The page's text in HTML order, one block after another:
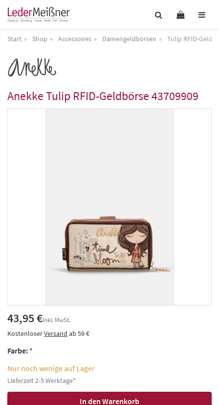
Start Shop Accessoires Damengeldbörsen Tulip RFID-
AnekkeTulip RFID-Geldbörse 43709909
43,95 €Inkl. MwSt.
KostenloserVersand ab 59 €
Farbe: *
Nur noch wenige auf Lager
Lieferzeit 2-5 Werktage*